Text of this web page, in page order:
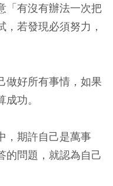
「有沒有辦法一次把
若發現必須努力，
做好所有事情，如果
功。
，期許自己是萬事
的問題，就認為自己